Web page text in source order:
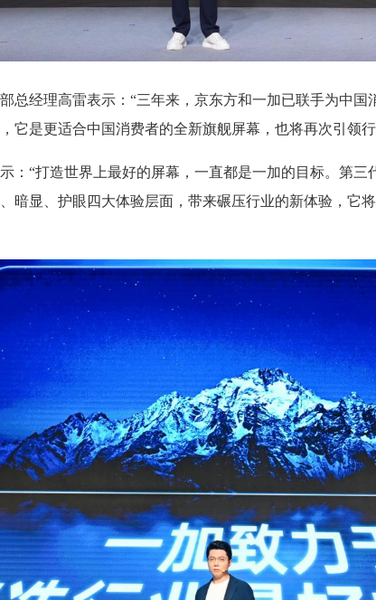
总经理高雷表示：“三年来，京东方和一加已联手为中
它是更适合中国消费者的全新旗舰屏幕，也将再次引领
：“打造世界上最好的屏幕，一直都是一加的目标。第
暗显、护眼四大体验层面，带来碾压行业的新体验，它